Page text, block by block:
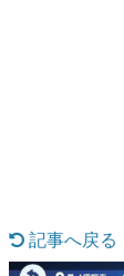
記事へ戻る